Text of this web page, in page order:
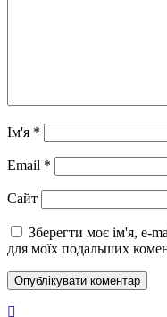
Ім'я *
Email *
Сайт
Зберегти моє ім'я, e-
для моїх подальших